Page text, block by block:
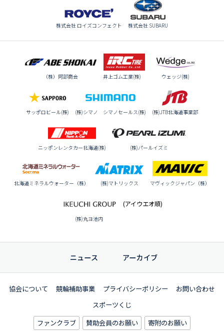
株式会社 ロイズコンフェクト 株式会社 SUBARU
（株）阿部商会 井上ゴム工業(株) ウェッジ(株)
サッポロビール(株) (株)シマノ シマノセールス(株) (株)JTB北海道事業部
ニッポンレンタカー北海道(株) (株)パールイズミ
北海道ミネラルウォーター（株） (株)マトリックス マヴィックジャパン（株）
(株)丸ヨ池内
(アイウエオ順)
ニュース アーカイブ
協会について 競輪補助事業 プライバシーポリシー
お問い合わせ
スポーツくじ
ファンクラブ
賛助会員のお願い 寄附のお願い